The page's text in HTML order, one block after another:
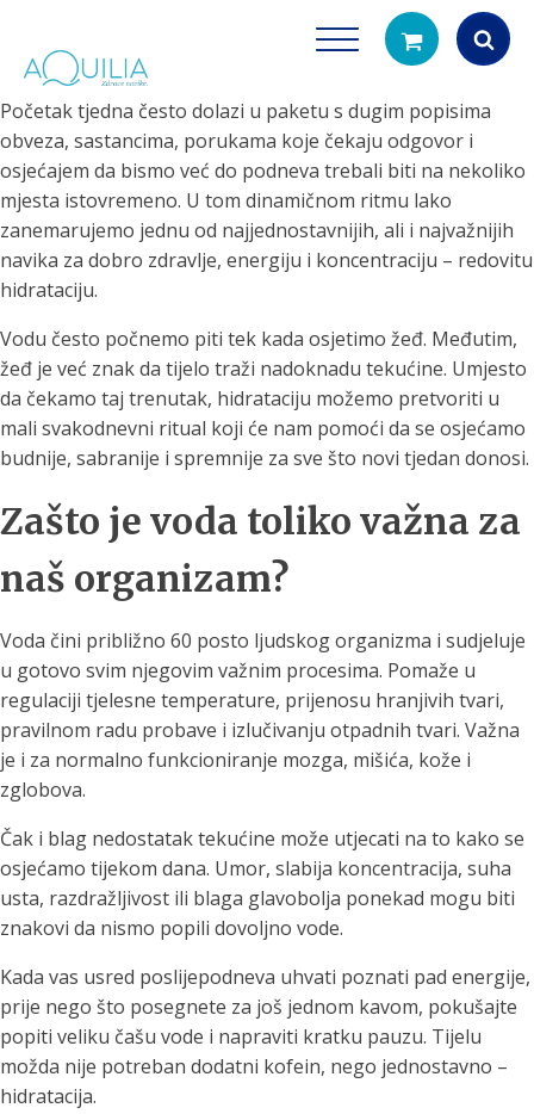
Products
search
Početak tjedna često dolazi u paketu s dugim popisima
obveza, sastancima, porukama koje čekaju odgovor i
osjećajem da bismo već do podneva trebali biti na nekoliko
mjesta istovremeno. U tom dinamičnom ritmu lako
zanemarujemo jednu od najjednostavnijih, ali i najvažnijih
navika za dobro zdravlje, energiju i koncentraciju – redovitu
hidrataciju.
Vodu često počnemo piti tek kada osjetimo žeđ. Međutim,
žeđ je već znak da tijelo traži nadoknadu tekućine. Umjesto
da čekamo taj trenutak, hidrataciju možemo pretvoriti u
mali svakodnevni ritual koji će nam pomoći da se osjećamo
budnije, sabranije i spremnije za sve što novi tjedan donosi.
Zašto je voda toliko važna za
naš organizam?
Voda čini približno 60 posto ljudskog organizma i sudjeluje
u gotovo svim njegovim važnim procesima. Pomaže u
regulaciji tjelesne temperature, prijenosu hranjivih tvari,
pravilnom radu probave i izlučivanju otpadnih tvari. Važna
je i za normalno funkcioniranje mozga, mišića, kože i
zglobova.
Čak i blag nedostatak tekućine može utjecati na to kako se
osjećamo tijekom dana. Umor, slabija koncentracija, suha
usta, razdražljivost ili blaga glavobolja ponekad mogu biti
znakovi da nismo popili dovoljno vode.
Kada vas usred poslijepodneva uhvati poznati pad energije,
prije nego što posegnete za još jednom kavom, pokušajte
popiti veliku čašu vode i napraviti kratku pauzu. Tijelu
možda nije potreban dodatni kofein, nego jednostavno –
hidratacija.
Tuš glave
filtriranje vode za tuširanje
Vrčevi za
Potpuno prijenosno
čistu vodu za